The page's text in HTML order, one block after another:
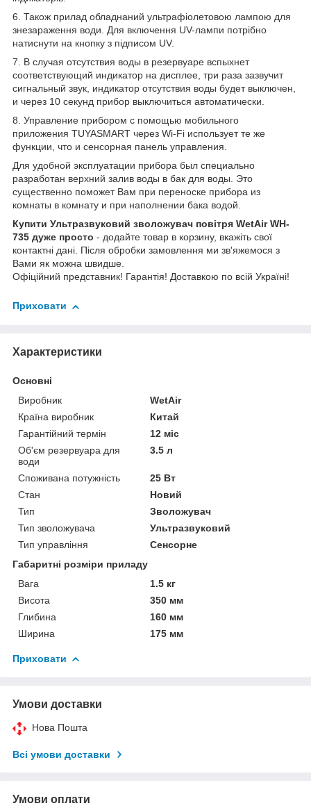
6. Також прилад обладнаний ультрафіолетовою лампою для
знезараження води. Для включення UV-лампи потрібно
натиснути на кнопку з підписом UV.
7. В случая отсутствия воды в резервуаре вспыхнет
соответствующий индикатор на дисплее, три раза зазвучит
сигнальный звук, индикатор отсутствия воды будет выключен,
и через 10 секунд прибор выключиться автоматически.
8. Управление прибором с помощью мобильного
приложения TUYASMART через Wi-Fi использует те же
функции, что и сенсорная панель управления.
Для удобной эксплуатации прибора был специально
разработан верхний залив воды в бак для воды. Это
существенно поможет Вам при переноске прибора из
комнаты в комнату и при наполнении бака водой.
Купити Ультразвуковий зволожувач повітря WetAir WH-
735 дуже просто - додайте товар в корзину, вкажіть свої
контактні дані. Після обробки замовлення ми зв'яжемося з
Вами як можна швидше.
Офіційний представник! Гарантія! Доставкою по всій Україні!
Приховати
Характеристики
Основні
Виробник
WetAir
Країна виробник
Китай
Гарантійний термін
12 міс
Об'єм резервуара для
води
3.5 л
Споживана потужність
25 Вт
Стан
Новий
Тип
Зволожувач
Тип зволожувача
Ультразвуковий
Тип управління
Сенсорне
Габаритні розміри приладу
Вага
1.5 кг
Висота
350 мм
Глибина
160 мм
Ширина
175 мм
Приховати
Умови доставки
Нова Пошта
Всі умови доставки
Умови оплати